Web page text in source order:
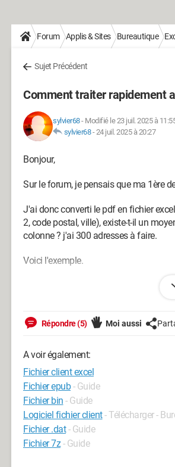
Forum Applis & Sites Bureautique
Sujet Précédent
Comment traiter rapidement
sylvier68- Modifié le 23 juil. 2025 à
sylvier68-24 juil. 2025 à 20:27
Bonjour,
Sur le forum, je pensais que ma 1ère
J'ai donc converti le pdf en fichier
2, code postal, ville), existe-t-il un
colonne ? j'ai 300 adresses à faire.
Voici l'exemple.
https://www.transfernow.net/dl/
Windows / Chrome 138.0.0.0
Répondre (5) Moi aussi
A voir également:
Fichier client excel
Fichier epub - Guide
Fichier bin - Guide
Logiciel fichier client- Télécharger -
Fichier .dat - Guide
Fichier 7z - Guide